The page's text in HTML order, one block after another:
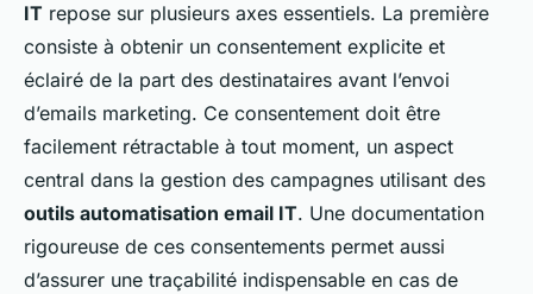
IT repose sur plusieurs axes essentiels. La première
consiste à obtenir un consentement explicite et
éclairé de la part des destinataires avant l’envoi
d’emails marketing. Ce consentement doit être
facilement rétractable à tout moment, un aspect
central dans la gestion des campagnes utilisant des
outils automatisation email IT. Une documentation
rigoureuse de ces consentements permet aussi
d’assurer une traçabilité indispensable en cas de